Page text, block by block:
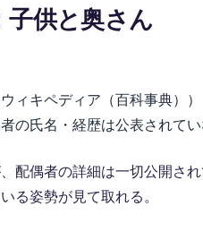
供と奥さん
ィキペディア（百科事典））
の氏名・経歴は公表されて
配偶者の詳細は一切公開さ
る姿勢が見て取れる。